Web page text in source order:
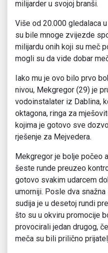
milijarder u svojoj branši.
Više od 20.000 gledalaca
su bile mnoge zvijezde
milijardu onih koji su meč
mogli su da vide dobar
Iako mu je ovo bilo prvo
nivou, Mekgregor (29) je
vodoinstalater iz Dablina,
oktagona, ringa za
kojima je gotovo sve
rješenje za Mejvedera.
Mekgregor je bolje počeo
šeste runde preuzeo
gotovo svakim udarcem
umorniji. Posle dva
sudija je u desetoj rundi
što su u okviru promocije
provocirali jedan drugog,
meča su bili prilično